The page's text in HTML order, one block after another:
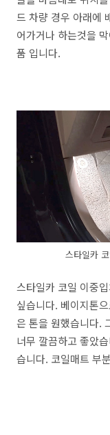
드 차량 경우 아래에
어가거나 하는것을
품 입니다.
스타일카
스타일카 코일 이중
싶습니다. 베이지톤
은 톤을 원했습니다.
너무 깔끔하고 좋았
습니다. 코일매트 부